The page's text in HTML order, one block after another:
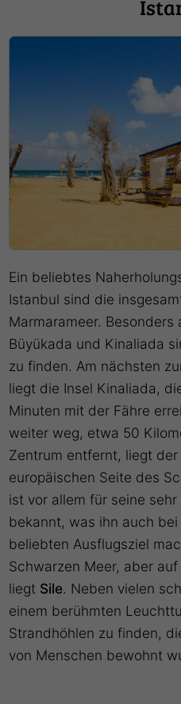
Ein beliebtes
Istanbul sind die
Marmarameer.
Büyükada und Kinaliada
zu finden. Am nächsten
liegt die Insel Kinaliada,
Minuten mit der Fähre
weiter weg, etwa 50
Zentrum entfernt, liegt der
europäischen Seite des
ist vor allem für seine
bekannt, was ihn auch
beliebten Ausflugsziel
Schwarzen Meer, aber
liegt Sile. Neben vielen
einem berühmten
Strandhöhlen zu finden,
von Menschen bewohnt